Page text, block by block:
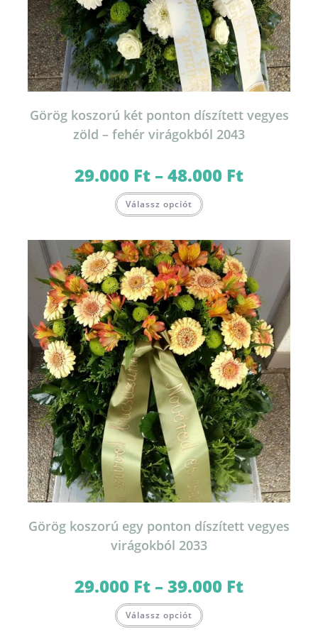
Görög koszorú két ponton díszített vegyes
zöld – fehér virágokból 2043
29.000 Ft–48.000 Ft29.000 Ft
Válassz opciót a
van.
A
változatok
a
termékoldalon
választhatók
ki
Görög koszorú egy ponton díszített vegyes
virágokból 2033
29.000 Ft–39.000 Ft29.000 Ft
Válassz opciót a